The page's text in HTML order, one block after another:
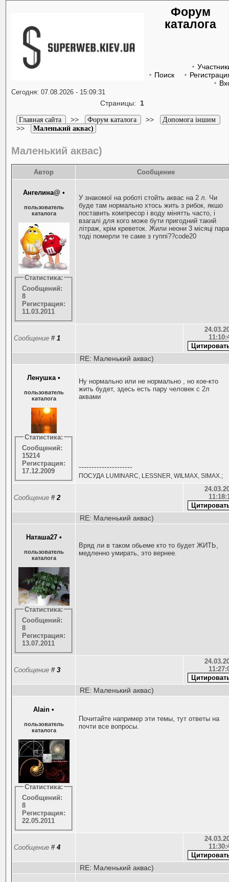
Форум
каталога
Поиск
Сегодня: 07.08.2026 - 15:09:31
Страницы: 1
Главная сайта >> Форум каталога >> Допомога іншим
>> Маленький аквас)
Маленький аквас)
Автор Сообщение
Ангелина@ •
пользователь
каталога
Статистика:
Сообщений:
8
Регистрация:
11.03.2011
У знакомої на роботі стойть аквас на 2 л. Чи
буде там нормально хтось жить з рибок, якшо
поставить компресор і воду мінятть часто, і
взагалі для кого може бути пригодний такий
літраж, крім креветок. Жили неони 3 місяці пара
тоді померли те саме з гуппі??code20
Сообщение#1
RE: Маленький аквас)
Ленушка •
пользователь
каталога
Статистика:
Сообщений:
15214
Регистрация:
17.12.2009
Ну нормально или не нормально , но кое-кто
жить будет, здесь есть пару человек с 2л
аквами
---------------------
ПОСУДА LUMINARC, LESSNER, WILMAX, SIMAX.;
Сообщение#2
RE: Маленький аквас)
Наташа27 •
пользователь
каталога
Статистика:
Сообщений:
8
Регистрация:
13.07.2011
Вряд ли в таком обьеме кто то будет ЖИТЬ,
медленно умирать, это вернее.
Сообщение#3
RE: Маленький аквас)
Alаіn •
пользователь
каталога
Статистика:
Сообщений:
8
Регистрация:
22.05.2011
Почитайте например эти темы, тут ответы на
почти все вопросы.
Сообщение#4
RE: Маленький аквас)